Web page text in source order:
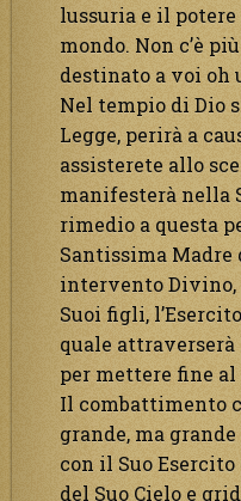
lussuria e il
mondo. Non c’è
destinato a voi oh
Nel tempio di Dio
Legge, perirà a
assisterete allo
manifesterà nella
rimedio a questa
Santissima Madre
intervento Divino,
Suoi figli,
quale attraverserà
per mettere fine al
Il combattimento
grande, ma
con il Suo
del Suo Cielo e